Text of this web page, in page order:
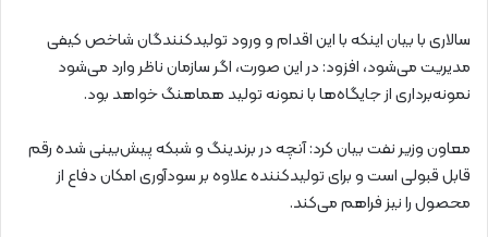
سالاری با بیان اینکه با این اقدام و ورود تولیدکنندگان شاخص کیفی
مدیریت می‌شود، افزود: در این صورت، اگر سازمان ناظر وارد می‌شود
نمونه‌برداری از جایگاه‌ها با نمونه تولید هماهنگ خواهد بود.
معاون وزیر نفت بیان کرد: آنچه در برندینگ و شبکه پیش‌بینی شده رقم
قابل قبولی است و برای تولیدکننده علاوه بر سودآوری امکان دفاع از
محصول را نیز فراهم می‌کند.